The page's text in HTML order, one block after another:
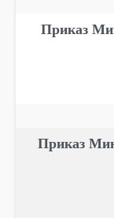
Приказ
Приказ